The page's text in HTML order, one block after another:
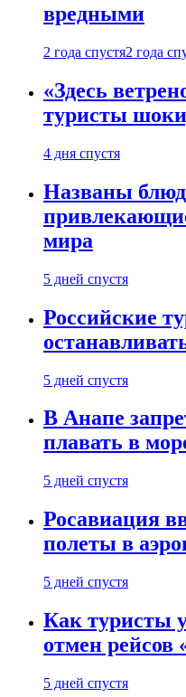
вредными
2 года спустя2 года
«Здесь
туристы
4 дня спустя
Названы
мира
5 дней спустя
Российские
5 дней спустя
В Анапе
плавать в
5 дней спустя
Росавиация
полеты в
5 дней спустя
Как туристы
отмен рейсов
5 дней спустя